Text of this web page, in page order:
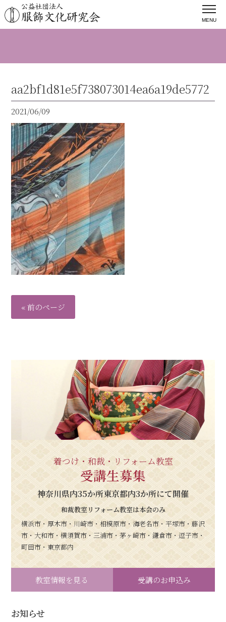
MENU
aa2bf1d81e5f738073014ea6a19de5772
2021/06/09
« 前のページ
着つけ・和裁・リフォーム教室
受講生募集
神奈川県内35か所東京都内3か所にて開催
和裁教室リフォーム教室は本会のみ
横浜市・厚木市・川崎市・相模原市・海老名市・平塚市・藤沢
市・大和市・横須賀市・三浦市・茅ヶ崎市・鎌倉市・逗子市・
町田市・東京都内
教室情報を見る 受講のお申込み
お知らせ